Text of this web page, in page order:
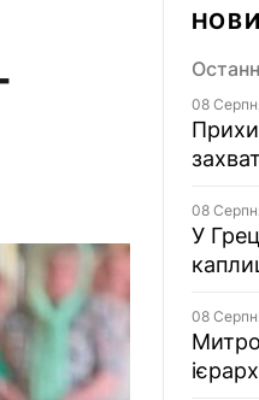
08
08
У
08